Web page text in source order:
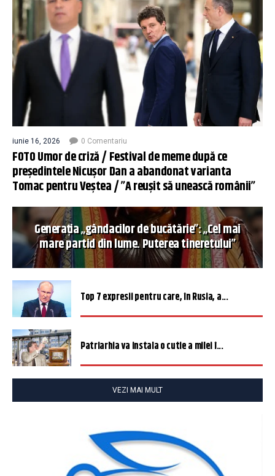
iunie 16, 2026 0 Comentariu
FOTO Umor de criză / Festival de meme după ce
președintele Nicușor Dan a abandonat varianta
Tomac pentru Veștea / ”A reușit să unească românii”
Generația „gândacilor de bucătărie”: „Cel mai
mare partid din lume. Puterea tineretului”
Top 7 expresii pentru care, în Rusia, a...
Patriarhia va instala o cutie a milei î...
VEZI MAI MULT